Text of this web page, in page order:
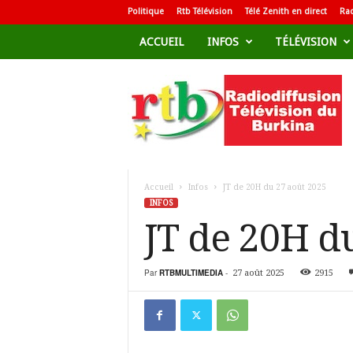
Politique Rtb Télévision Télé Zenith en direct
ACCUEIL INFOS TÉLÉVISION
d
i
n
Accueil Infos
JT de 20H du 27 août 2025
INFOS
JT de 20H
Par RTBMULTIMEDIA- 27 août 2025 2915